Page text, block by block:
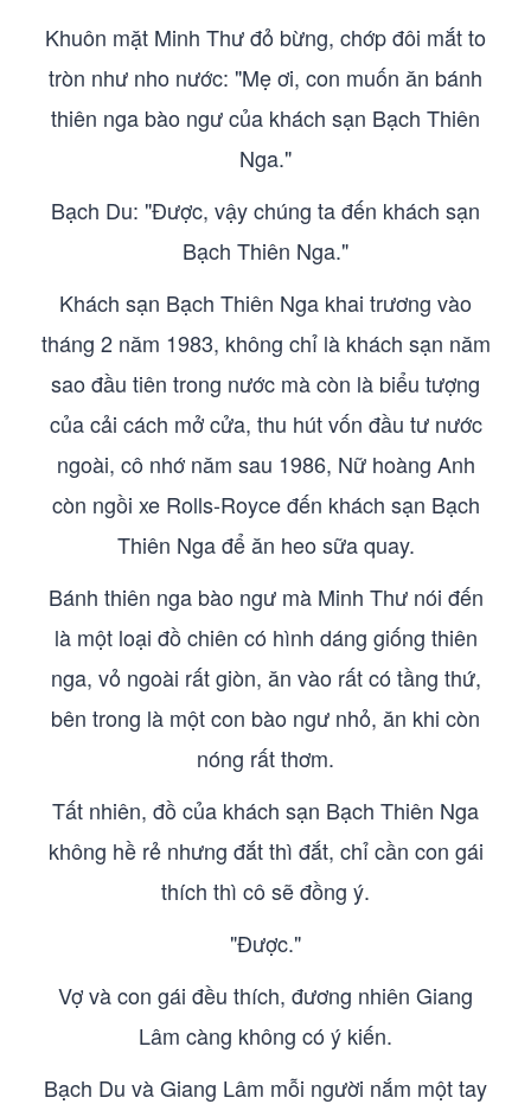
Khuôn mặt Minh Thư đỏ bừng, chớp đôi mắt to
tròn như nho nước: "Mẹ ơi, con muốn ăn bánh
thiên nga bào ngư của khách sạn Bạch Thiên
Nga."
Bạch Du: "Được, vậy chúng ta đến khách sạn
Bạch Thiên Nga."
Khách sạn Bạch Thiên Nga khai trương vào
tháng 2 năm 1983, không chỉ là khách sạn năm
sao đầu tiên trong nước mà còn là biểu tượng
của cải cách mở cửa, thu hút vốn đầu tư nước
ngoài, cô nhớ năm sau 1986, Nữ hoàng Anh
còn ngồi xe Rolls-Royce đến khách sạn Bạch
Thiên Nga để ăn heo sữa quay.
Bánh thiên nga bào ngư mà Minh Thư nói đến
là một loại đồ chiên có hình dáng giống thiên
nga, vỏ ngoài rất giòn, ăn vào rất có tầng thứ,
bên trong là một con bào ngư nhỏ, ăn khi còn
nóng rất thơm.
Tất nhiên, đồ của khách sạn Bạch Thiên Nga
không hề rẻ nhưng đắt thì đắt, chỉ cần con gái
thích thì cô sẽ đồng ý.
"Được."
Vợ và con gái đều thích, đương nhiên Giang
Lâm càng không có ý kiến.
Bạch Du và Giang Lâm mỗi người nắm một tay